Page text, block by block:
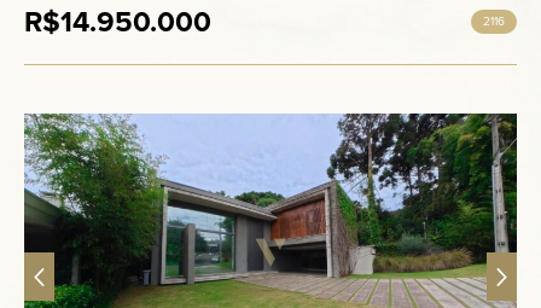
R$14.950.000 2116